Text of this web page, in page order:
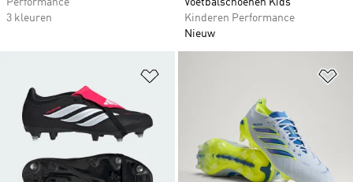
Performance
3 kleuren
Voetbalschoenen Kids
Kinderen Performance
Nieuw